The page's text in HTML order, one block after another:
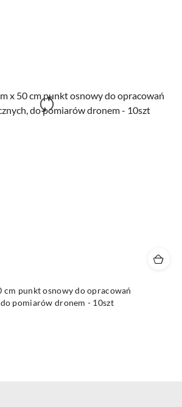
cm punkt osnowy do opracowań
pomiarów dronem - 10szt